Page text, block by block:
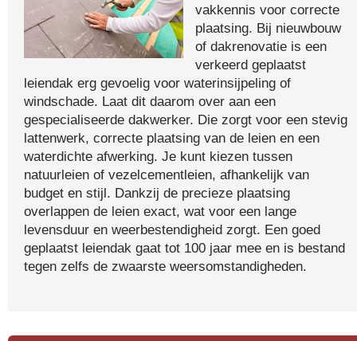
vakkennis voor correcte
plaatsing. Bij nieuwbouw
of dakrenovatie is een
verkeerd geplaatst
leiendak erg gevoelig voor waterinsijpeling of
windschade. Laat dit daarom over aan een
gespecialiseerde dakwerker. Die zorgt voor een stevig
lattenwerk, correcte plaatsing van de leien en een
waterdichte afwerking. Je kunt kiezen tussen
natuurleien of vezelcementleien, afhankelijk van
budget en stijl. Dankzij de precieze plaatsing
overlappen de leien exact, wat voor een lange
levensduur en weerbestendigheid zorgt. Een goed
geplaatst leiendak gaat tot 100 jaar mee en is bestand
tegen zelfs de zwaarste weersomstandigheden.